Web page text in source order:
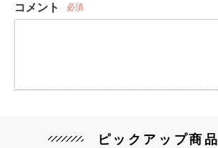
コメント 必須
ピックアップ商品